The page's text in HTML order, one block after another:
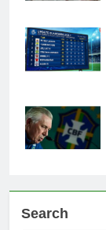
Search